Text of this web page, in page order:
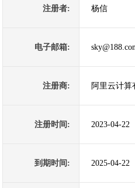
注册者: 杨信
电子邮箱:
注册商: 阿里云计算
注册时间: 2023-04-22
到期时间: 2025-04-22